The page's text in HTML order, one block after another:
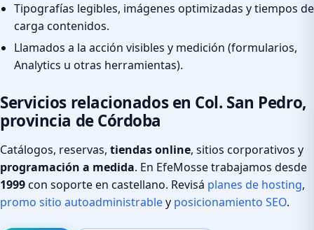
Tipografías legibles, imágenes optimizadas y tiempos de
carga contenidos.
Llamados a la acción visibles y medición (formularios,
Analytics u otras herramientas).
Servicios relacionados en Col. San Pedro,
provincia de Córdoba
Catálogos, reservas, tiendas online, sitios corporativos y
programación a medida. En EfeMosse trabajamos desde
1999con soporte en castellano. Revisá planes de hosting,
promo sitio autoadministrabley posicionamiento SEO.